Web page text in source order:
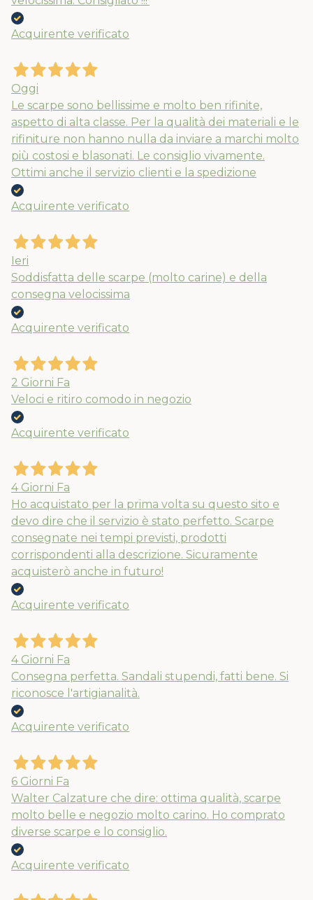
Acquirente verificato
Oggi
Le scarpe sono bellissime e molto ben rifinite,
aspetto di alta classe. Per la qualità dei materiali e le
rifiniture non hanno nulla da inviare a marchi molto
più costosi e blasonati. Le consiglio vivamente.
Ottimi anche il servizio clienti e la spedizione
Acquirente verificato
Ieri
Soddisfatta delle scarpe (molto carine) e della
consegna velocissima
Acquirente verificato
2 Giorni Fa
Veloci e ritiro comodo in negozio
Acquirente verificato
4 Giorni Fa
Ho acquistato per la prima volta su questo sito e
devo dire che il servizio è stato perfetto. Scarpe
consegnate nei tempi previsti, prodotti
corrispondenti alla descrizione. Sicuramente
acquisterò anche in futuro!
Acquirente verificato
4 Giorni Fa
Consegna perfetta. Sandali stupendi, fatti bene. Si
riconosce l'artigianalità.
Acquirente verificato
6 Giorni Fa
Walter Calzature che dire: ottima qualità, scarpe
molto belle e negozio molto carino. Ho comprato
diverse scarpe e lo consiglio.
Acquirente verificato
Nuovi ribassi fino al 70%
Spedizioni garantite prima della
chiusura solo per gli ordini effettuati
entro il 5/08
APPROFITTANE ORA